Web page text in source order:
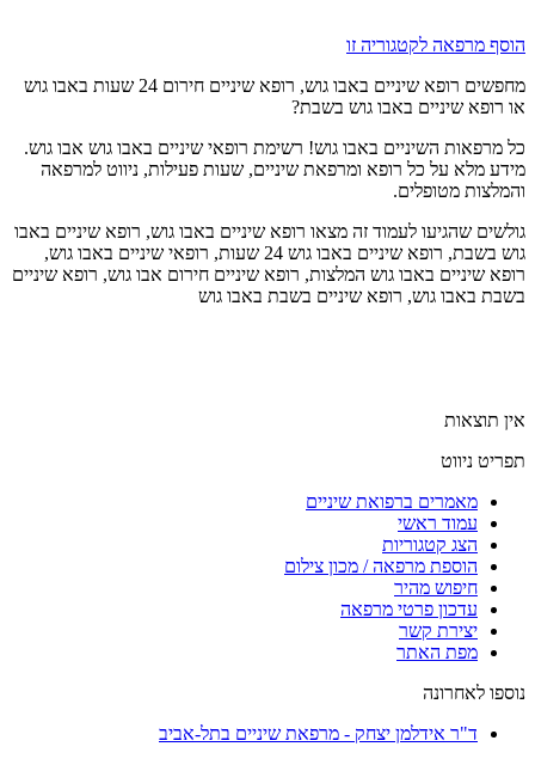
הוסף מרפאה לקטגוריה זו
מחפשים רופא שיניים באבו גוש, רופא שיניים חירום 24 שעות באבו גוש
או רופא שיניים באבו גוש בשבת?
כל מרפאות השיניים באבו גוש! רשימת רופאי שיניים באבו גוש אבו גוש.
מידע מלא על כל רופא ומרפאת שיניים, שעות פעילות, ניווט למרפאה
והמלצות מטופלים.
גולשים שהגיעו לעמוד זה מצאו רופא שיניים באבו גוש, רופא שיניים באבו
גוש בשבת, רופא שיניים באבו גוש 24 שעות, רופאי שיניים באבו גוש,
רופא שיניים באבו גוש המלצות, רופא שיניים חירום אבו גוש, רופא שיניים
בשבת באבו גוש, רופא שיניים בשבת באבו גוש
אין תוצאות
תפריט ניווט
מאמרים ברפואת שיניים
עמוד ראשי
הצג קטגוריות
הוספת מרפאה / מכון צילום
חיפוש מהיר
עדכון פרטי מרפאה
יצירת קשר
מפת האתר
נוספו לאחרונה
ד"ר אידלמן יצחק - מרפאת שיניים בתל-אביב